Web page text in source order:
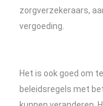
zorgverzekeraars,
vergoeding.
Het is ook goed om
beleidsregels met